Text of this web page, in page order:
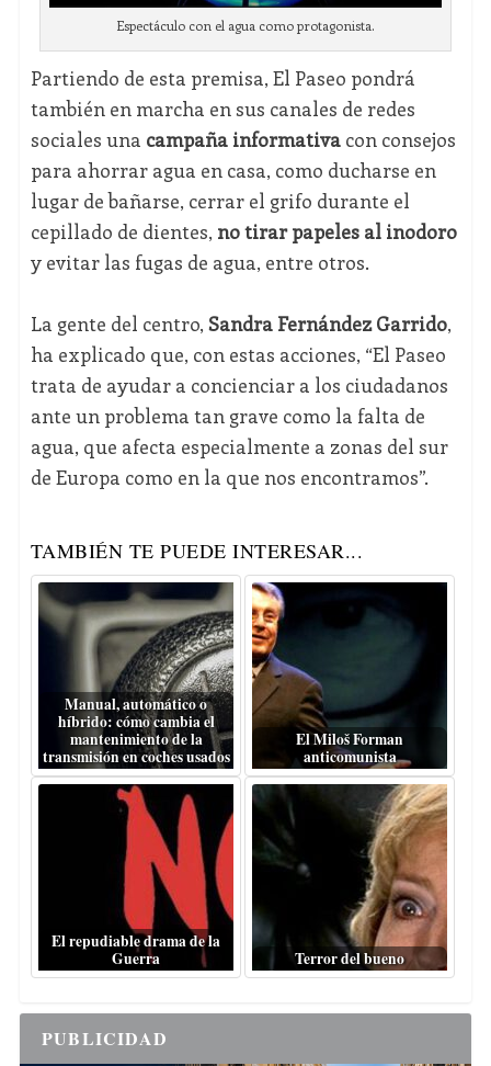
Espectáculo con el agua como protagonista.
Partiendo de esta premisa, El Paseo pondrá
también en marcha en sus canales de redes
sociales una campaña informativacon consejos
para ahorrar agua en casa, como ducharse en
lugar de bañarse, cerrar el grifo durante el
cepillado de dientes, no tirar papeles al inodoro
y evitar las fugas de agua, entre otros.
La gente del centro, Sandra Fernández Garrido,
ha explicado que, con estas acciones, “El Paseo
trata de ayudar a concienciar a los ciudadanos
ante un problema tan grave como la falta de
agua, que afecta especialmente a zonas del sur
de Europa como en la que nos encontramos”.
TAMBIÉN TE PUEDE INTERESAR...
Manual, automático o
híbrido: cómo cambia el
mantenimiento de la
transmisión en coches usados
El Miloš Forman
anticomunista
El repudiable drama de la
Guerra
Terror del bueno
PUBLICIDAD